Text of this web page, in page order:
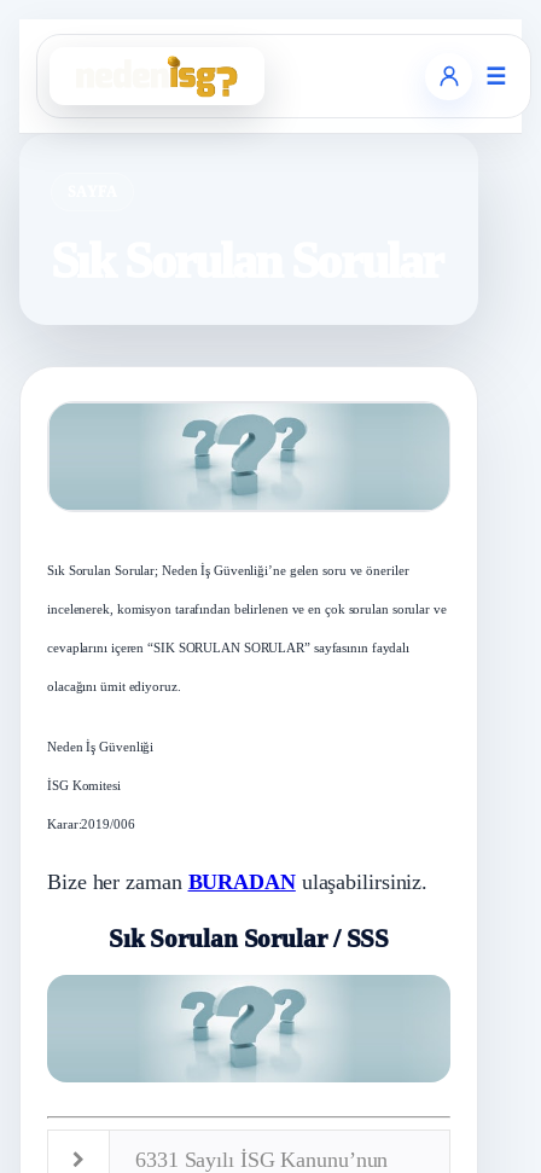
☰
Sık Sorulan Sorular; Neden İş Güvenliği’ne gelen soru ve öneriler
incelenerek, komisyon tarafından belirlenen ve en çok sorulan sorular ve
cevaplarını içeren “SIK SORULAN SORULAR” sayfasının faydalı
olacağını ümit ediyoruz.
Neden İş Güvenliği
İSG Komitesi
Karar:2019/006
Bize her zaman BURADANulaşabilirsiniz.
Sık Sorulan Sorular / SSS
6331 Sayılı İSG Kanunu’nun